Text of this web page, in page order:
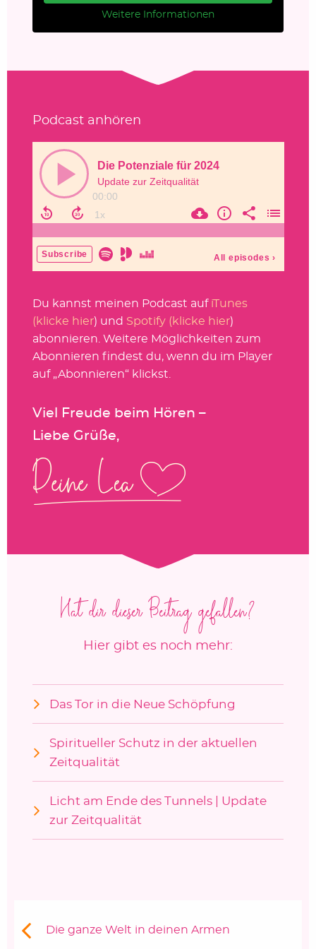
Weitere Informationen
Podcast anhören
Du kannst meinen Podcast auf iTunes
(klicke hier) und Spotify (klicke hier)
abonnieren. Weitere Möglichkeiten zum
Abonnieren findest du, wenn du im Player
auf „Abonnieren“ klickst.
Viel Freude beim Hören –
Liebe Grüße,
Hat dir dieser Beitrag gefallen?
Hier gibt es noch mehr:
Das Tor in die Neue Schöpfung
Spiritueller Schutz in der aktuellen
Zeitqualität
Licht am Ende des Tunnels | Update
zur Zeitqualität
Vorheriger Beitrag:
Die ganze Welt in deinen Armen